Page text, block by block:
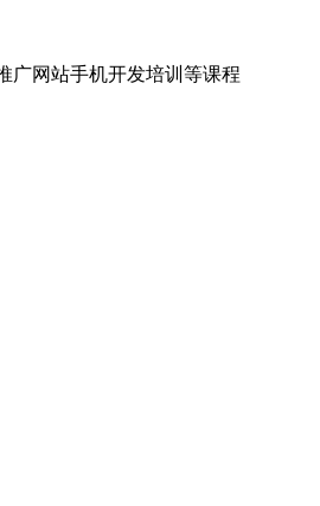
广网站手机开发培训等课程